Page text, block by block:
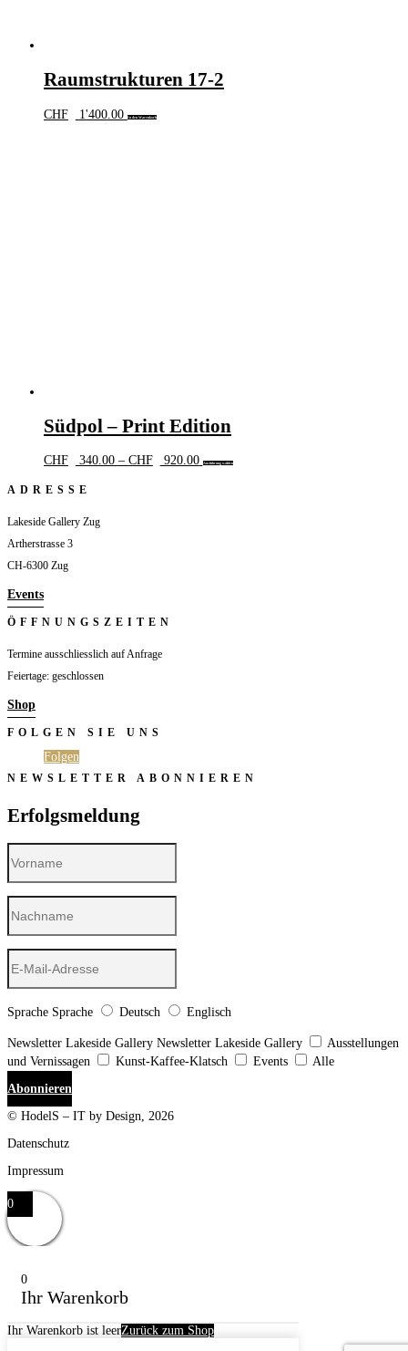
Raumstrukturen 17-2
CHF 1'400.00 In den Warenkorb
Südpol – Print Edition
CHF 340.00 – CHF 920.00Preisspanne:
Ausführung wählenDieses
ADRESSE
Lakeside Gallery Zug
Artherstrasse 3
CH-6300 Zug
Events
ÖFFNUNGSZEITEN
Termine ausschliesslich auf Anfrage
Feiertage: geschlossen
Shop
FOLGEN SIE UNS
Folgen
NEWSLETTER ABONNIEREN
Erfolgsmeldung
Sprache Sprache Deutsch Englisch
Newsletter Lakeside Gallery Newsletter Lakeside Gallery
Ausstellungen
und Vernissagen
Kunst-Kaffee-Klatsch Events
Alle
Abonnieren
© HodelS – IT by Design, 2026
Datenschutz
Impressum
0
0
Ihr Warenkorb
Ihr Warenkorb ist leerZurück zum Shop